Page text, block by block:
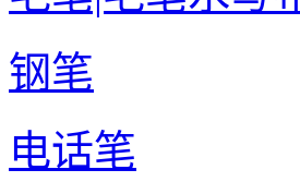
钢笔
电话笔